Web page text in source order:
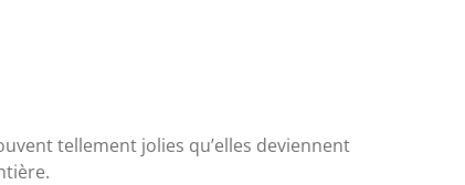
tellement jolies qu’elles deviennent